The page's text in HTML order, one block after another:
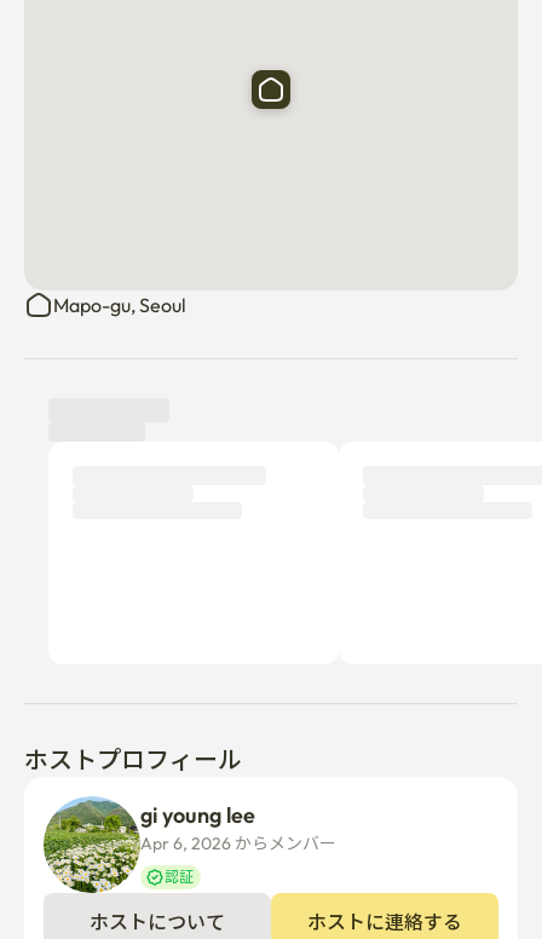
🌿 漢江公園と京義線森道を便利にご利用いただけます。
🍽️ 龍江味道や様々な飲食店、カフェを間近でご利用いた
📋 ご利用案内
🚫 利用制限事項
🚭 室内全エリア禁煙です。（電子タバコ含む）
🎉 パーティー、イベントおよび過度な騒音は禁止されて
います。
🌿 ルーフトップ利用案内
Mapo-gu, Seoul
ホストプロフィール
gi young lee
Apr 6, 2026 からメンバー
認証
ホストについて ホストに連絡する